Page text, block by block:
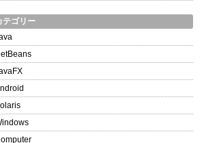
テゴリー